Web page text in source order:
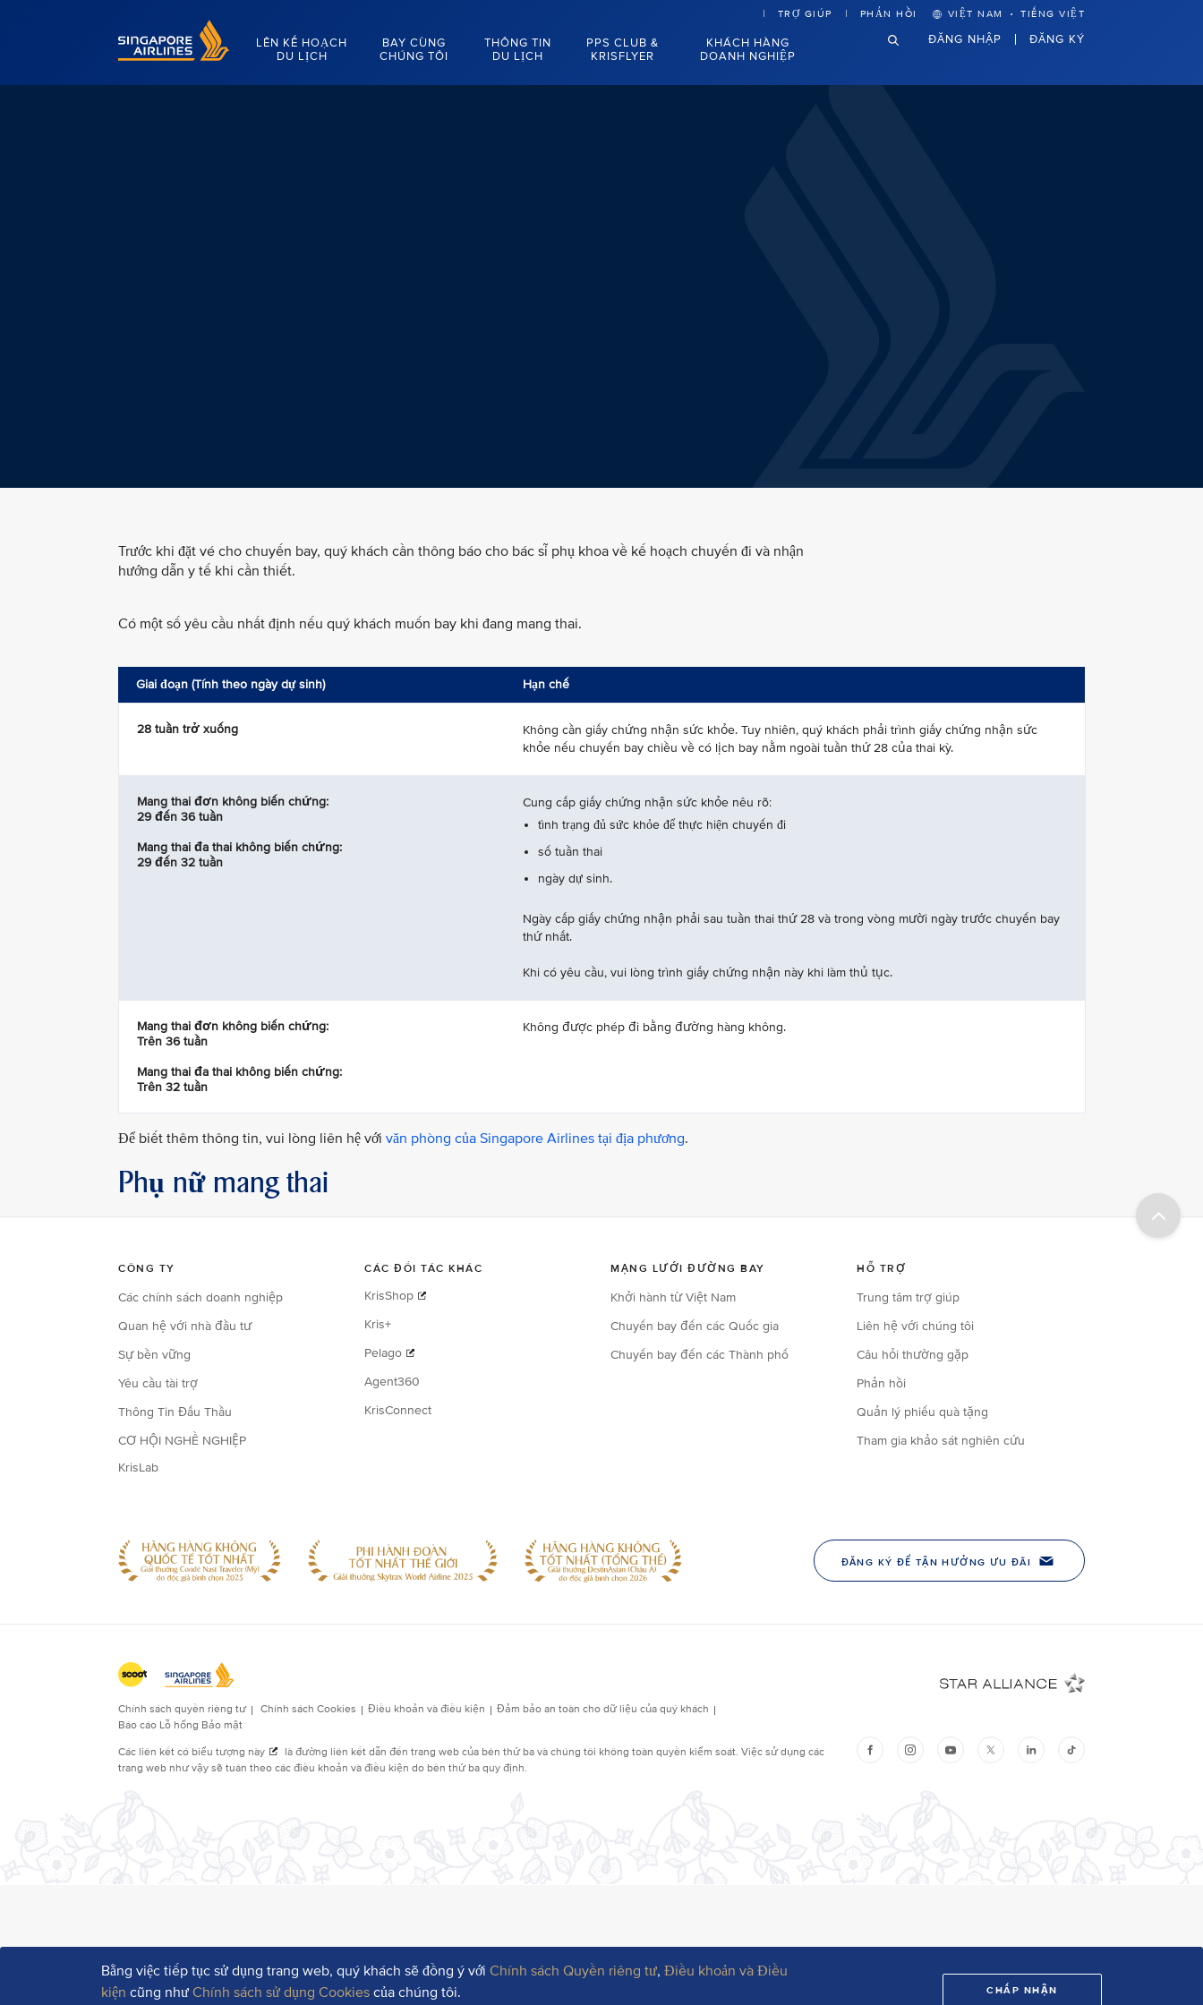
Singapore Airlines Home
LÊN KẾ HOẠCH
DU LỊCH
BAY CÙNG
CHÚNG TÔI
THÔNG TIN
DU LỊCH
PPS CLUB &
KRISFLYER
KHÁCH HÀNG
DOANH NGHIỆP
TRỢ GIÚP PHẢN HỒI VIỆT NAM · TIẾNG VIỆT
ĐĂNG NHẬP ĐĂNG KÝ
Bằng việc tiếp tục sử dụng trang web, quý khách sẽ đồng ý vớiChính sách Quyền riêng tư,Điều khoản và Điều
kiện cũng nhưChính sách sử dụng Cookies của chúng tôi. CHẤP NHẬN
Trước khi đặt vé cho chuyến bay, quý khách cần thông báo cho bác sĩ phụ khoa về kế hoạch chuyến đi và nhận
hướng dẫn y tế khi cần thiết.
Có một số yêu cầu nhất định nếu quý khách muốn bay khi đang mang thai.
Giai đoạn (Tính theo ngày dự sinh) Hạn chế
28 tuần trở xuống
Không cần giấy chứng nhận sức khỏe. Tuy nhiên, quý khách phải trình giấy chứng nhận sức
khỏe nếu chuyến bay chiều về có lịch bay nằm ngoài tuần thứ 28 của thai kỳ.
Mang thai đơn không biến chứng:
29 đến 36 tuần
Mang thai đa thai không biến chứng:
29 đến 32 tuần
Cung cấp giấy chứng nhận sức khỏe nêu rõ:
tình trạng đủ sức khỏe để thực hiện chuyến đi
số tuần thai
ngày dự sinh.
Ngày cấp giấy chứng nhận phải sau tuần thai thứ 28 và trong vòng mười ngày trước chuyến bay
thứ nhất.
Khi có yêu cầu, vui lòng trình giấy chứng nhận này khi làm thủ tục.
Mang thai đơn không biến chứng:
Trên 36 tuần
Mang thai đa thai không biến chứng:
Trên 32 tuần
Không được phép đi bằng đường hàng không.
Để biết thêm thông tin, vui lòng liên hệ với văn phòng của Singapore Airlines tại địa phương.
Phụ nữ mang thai